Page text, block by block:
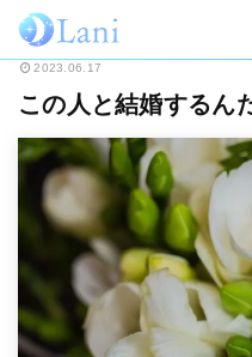
ホーム 恋愛 この人と
2023.06.17
この人と結婚するん